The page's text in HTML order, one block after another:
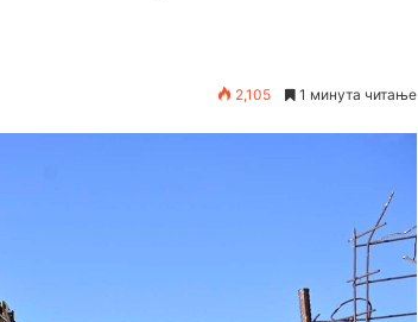
2,105 1 минута читање